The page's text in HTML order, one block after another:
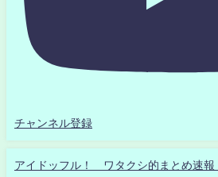
チャンネル登録
アイドッフル！ ワタクシ的まとめ速